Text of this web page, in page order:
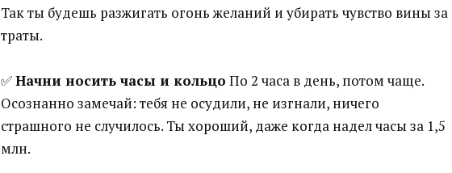
Так ты будешь разжигать огонь желаний и убирать чувство вины за
траты.
✅Начни носить часы и кольцо По 2 часа в день, потом чаще.
Осознанно замечай: тебя не осудили, не изгнали, ничего
страшного не случилось. Ты хороший, даже когда надел часы за 1,5
млн.